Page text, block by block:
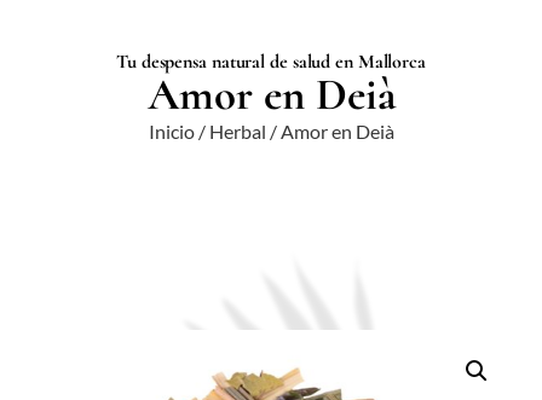
Tu despensa natural de salud en Mallorca
Amor en Deià
Inicio/ Herbal / Amor en Deià